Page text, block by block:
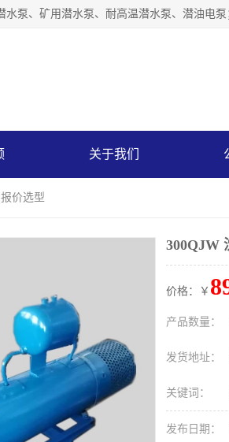
关于我们
价选型
300QJW
价格：￥
产品数量：
发货地址：
关键词：
发布日期：